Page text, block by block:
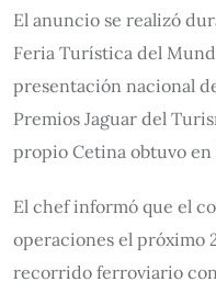
El anuncio se realizó
Feria Turística del
presentación nacional
Premios Jaguar del
propio Cetina obtuvo en
El chef informó que el
operaciones el próximo
recorrido ferroviario